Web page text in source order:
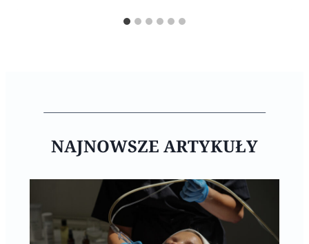
NAJNOWSZE ARTYKUŁY